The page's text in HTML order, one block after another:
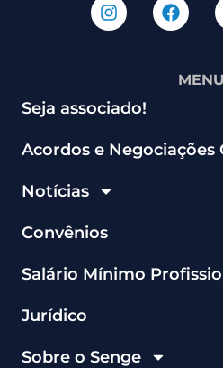
MENU
Seja associado!
Acordos e Negociações
Notícias
Convênios
Salário Mínimo
Jurídico
Sobre o Senge